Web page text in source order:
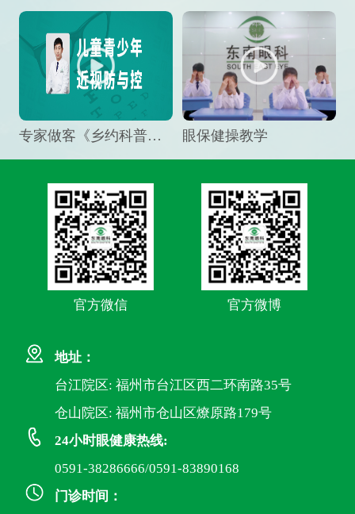
专家做客《乡约科普》栏目，预防孩子近视竟然这么“简单” 眼保健操教学
官方微信 官方微博
地址：
台江院区: 福州市台江区西二环南路35号
仓山院区: 福州市仓山区燎原路179号
24小时眼健康热线:
0591-38286666/0591-83890168
门诊时间：